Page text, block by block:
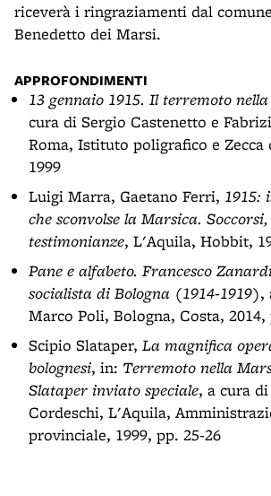
riceverà i ringraziamenti dal
Benedetto dei Marsi.
APPROFONDIMENTI
13 gennaio 1915. Il terremoto
cura di Sergio Castenetto e
Roma, Istituto poligrafico e Zecca
1999
Luigi Marra, Gaetano Ferri, 1915:
che sconvolse la Marsica.
testimonianze, L'Aquila, Hobbit,
Pane e alfabeto. Francesco
socialista di Bologna (1914-1919),
Marco Poli, Bologna, Costa, 2014,
Scipio Slataper, La magnifica
bolognesi, in: Terremoto nella
Slataper inviato speciale, a cura
Cordeschi, L'Aquila,
provinciale, 1999, pp. 25-26